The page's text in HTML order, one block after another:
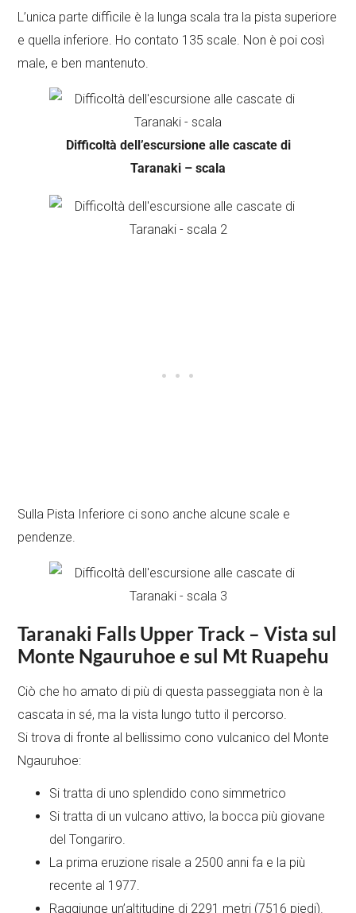
L’unica parte difficile è la lunga scala tra la pista superiore
e quella inferiore. Ho contato 135 scale. Non è poi così
male, e ben mantenuto.
Difficoltà dell’escursione alle cascate di
Taranaki – scala
Sulla Pista Inferiore ci sono anche alcune scale e
pendenze.
Taranaki Falls Upper Track –Vista sul
Monte Ngauruhoe e sul Mt Ruapehu
Ciò che ho amato di più di questa passeggiata non è la
cascata in sé, ma la vista lungo tutto il percorso.
Si trova di fronte al bellissimo cono vulcanico del Monte
Ngauruhoe:
Si tratta di uno splendido cono simmetrico
Si tratta di un vulcano attivo, la bocca più giovane
del Tongariro.
La prima eruzione risale a 2500 anni fa e la più
recente al 1977.
Raggiunge un’altitudine di 2291 metri (7516 piedi).